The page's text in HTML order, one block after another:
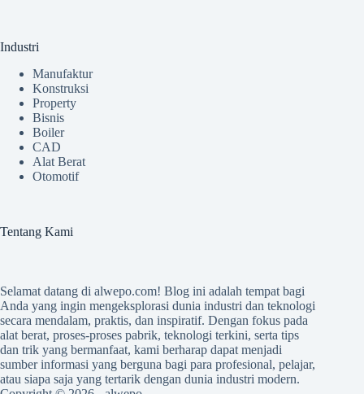
Industri
Manufaktur
Konstruksi
Property
Bisnis
Boiler
CAD
Alat Berat
Otomotif
Tentang Kami
Selamat datang di alwepo.com! Blog ini adalah tempat bagi
Anda yang ingin mengeksplorasi dunia industri dan teknologi
secara mendalam, praktis, dan inspiratif. Dengan fokus pada
alat berat, proses-proses pabrik, teknologi terkini, serta tips
dan trik yang bermanfaat, kami berharap dapat menjadi
sumber informasi yang berguna bagi para profesional, pelajar,
atau siapa saja yang tertarik dengan dunia industri modern.